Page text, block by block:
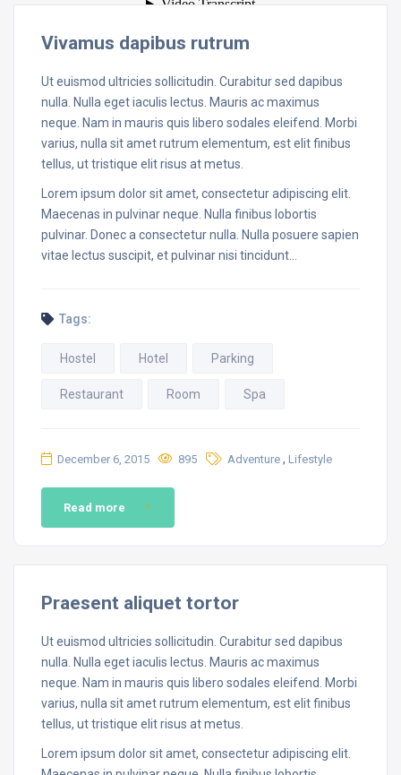
Vivamus dapibus rutrum
Ut euismod ultricies sollicitudin. Curabitur sed dapibus
nulla. Nulla eget iaculis lectus. Mauris ac maximus
neque. Nam in mauris quis libero sodales eleifend. Morbi
varius, nulla sit amet rutrum elementum, est elit finibus
tellus, ut tristique elit risus at metus.
Lorem ipsum dolor sit amet, consectetur adipiscing elit.
Maecenas in pulvinar neque. Nulla finibus lobortis
pulvinar. Donec a consectetur nulla. Nulla posuere sapien
vitae lectus suscipit, et pulvinar nisi tincidunt…
Tags:
Hostel Hotel Parking
Restaurant Room Spa
December 6, 2015 895 Adventure , Lifestyle
Read more
Praesent aliquet tortor
Ut euismod ultricies sollicitudin. Curabitur sed dapibus
nulla. Nulla eget iaculis lectus. Mauris ac maximus
neque. Nam in mauris quis libero sodales eleifend. Morbi
varius, nulla sit amet rutrum elementum, est elit finibus
tellus, ut tristique elit risus at metus.
Lorem ipsum dolor sit amet, consectetur adipiscing elit.